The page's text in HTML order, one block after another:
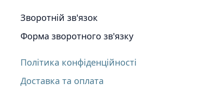
Зворотній зв'язок
Форма зворотного зв'язку
Політика конфіденційності
Доставка та оплата